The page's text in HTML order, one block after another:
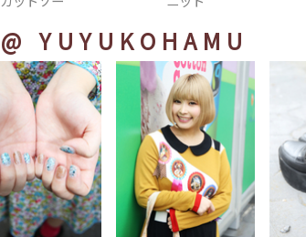
@ YUYUKOHAMU